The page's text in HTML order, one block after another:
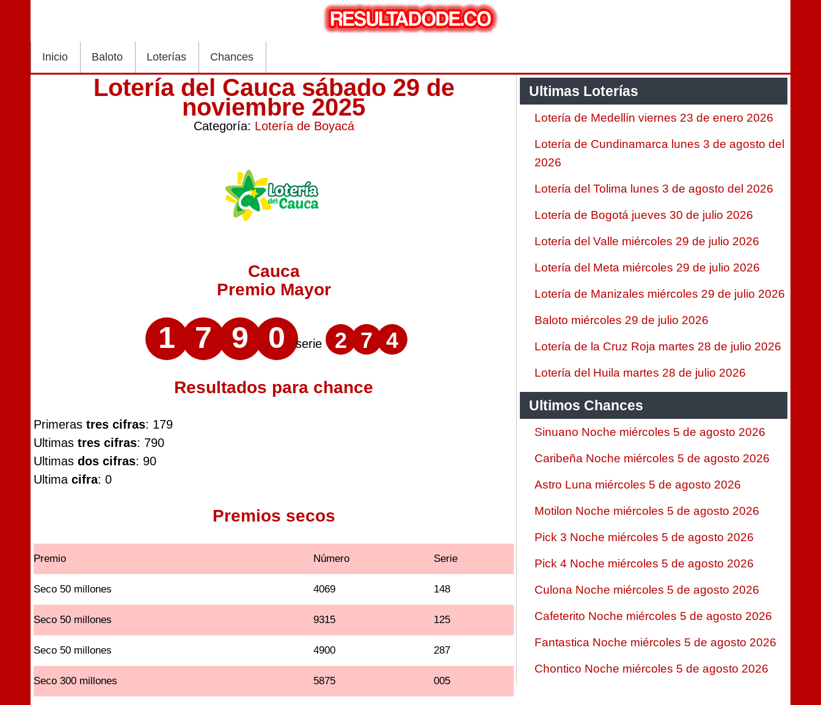
Inicio Baloto Loterías Chances
Lotería del Cauca sábado 29 de
noviembre 2025
Categoría: Lotería de Boyacá
Cauca
Premio Mayor
1 7 9 0 serie 2 7 4
Resultados para chance
Primeras tres cifras: 179
Ultimas tres cifras: 790
Ultimas dos cifras: 90
Ultima cifra: 0
Premios secos
Premio Número Serie
Seco 50 millones 4069 148
Seco 50 millones 9315 125
Seco 50 millones 4900 287
Seco 300 millones 5875 005
Ultimas Loterías
Lotería de Medellín viernes 23 de enero 2026
Lotería de Cundinamarca lunes 3 de agosto del
2026
Lotería del Tolima lunes 3 de agosto del 2026
Lotería de Bogotá jueves 30 de julio 2026
Lotería del Valle miércoles 29 de julio 2026
Lotería del Meta miércoles 29 de julio 2026
Lotería de Manizales miércoles 29 de julio 2026
Baloto miércoles 29 de julio 2026
Lotería de la Cruz Roja martes 28 de julio 2026
Lotería del Huila martes 28 de julio 2026
Ultimos Chances
Sinuano Noche miércoles 5 de agosto 2026
Caribeña Noche miércoles 5 de agosto 2026
Astro Luna miércoles 5 de agosto 2026
Motilon Noche miércoles 5 de agosto 2026
Pick 3 Noche miércoles 5 de agosto 2026
Pick 4 Noche miércoles 5 de agosto 2026
Culona Noche miércoles 5 de agosto 2026
Cafeterito Noche miércoles 5 de agosto 2026
Fantastica Noche miércoles 5 de agosto 2026
Chontico Noche miércoles 5 de agosto 2026